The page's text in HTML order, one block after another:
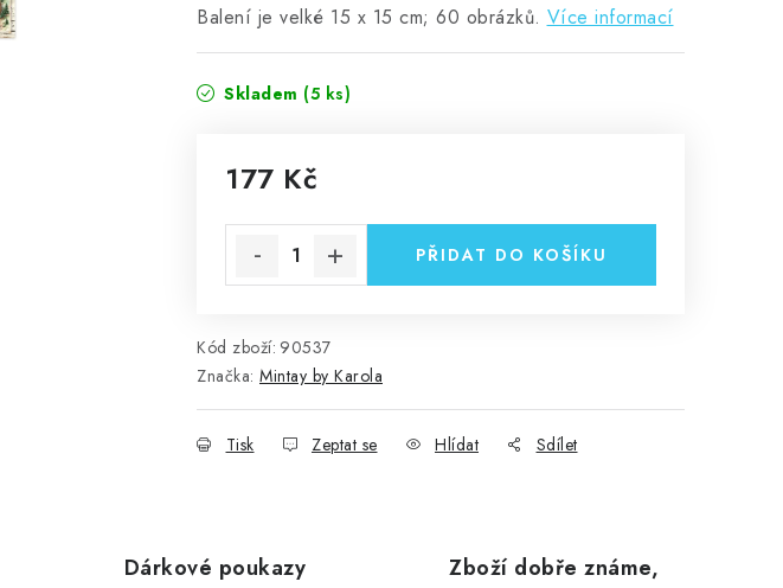
Balení je velké 15 x 15 cm; 60 obrázků. Více informací
Skladem (5 ks)
177 Kč
PŘIDAT DO KOŠÍKU
Kód zboží: 90537
Značka: Mintay by Karola
Tisk Zeptat se Hlídat Sdílet
Dárkové poukazy Zboží dobře známe,